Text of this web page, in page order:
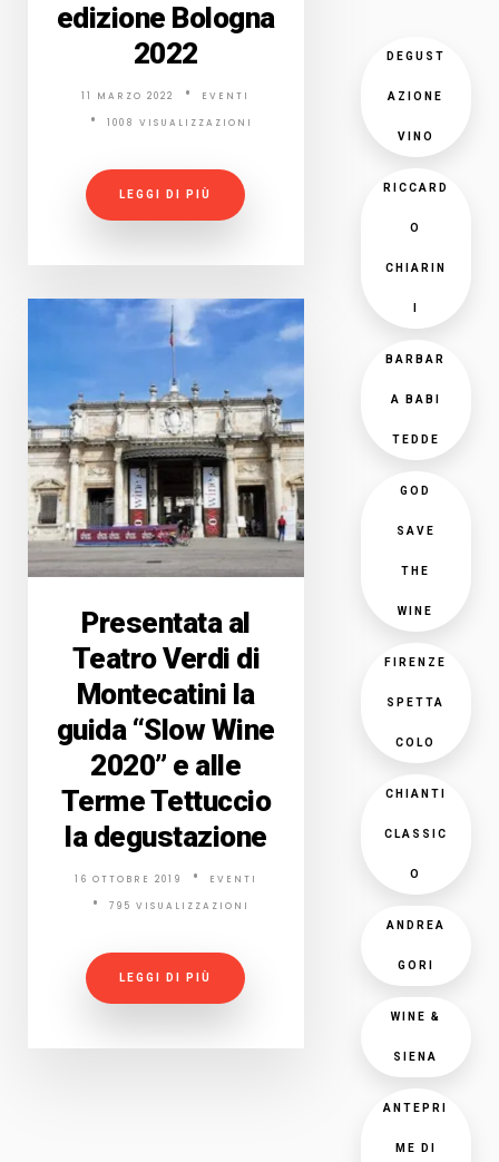
edizione Bologna
2022
11 MARZO 2022 EVENTI
1008 VISUALIZZAZIONI
LEGGI DI PIÙ
Presentata al
Teatro Verdi di
Montecatini la
guida “Slow Wine
2020” e alle
Terme Tettuccio
la degustazione
16 OTTOBRE 2019 EVENTI
795 VISUALIZZAZIONI
LEGGI DI PIÙ
DEGUST
AZIONE
VINO
RICCARD
O
CHIARIN
BARBAR
A BABI
TEDDE
GOD
SAVE
THE
WINE
FIRENZE
SPETTA
COLO
CHIANTI
CLASSIC
O
ANDREA
GORI
WINE &
SIENA
ANTEPRI
ME DI